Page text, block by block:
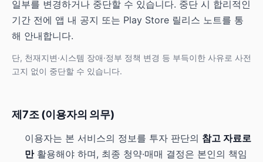
일부를 변경하거나 중단할 수 있습니다. 중단 시 합리적인
기간 전에 앱 내 공지 또는 Play Store 릴리스 노트를 통
해 안내합니다.
단, 천재지변·시스템 장애·정부 정책 변경 등 부득이한 사유로 사전
고지 없이 중단할 수 있습니다.
제7조 (이용자의 의무)
이용자는 본 서비스의 정보를 투자 판단의 참고 자료로
만활용해야 하며, 최종 청약·매매 결정은 본인의 책임